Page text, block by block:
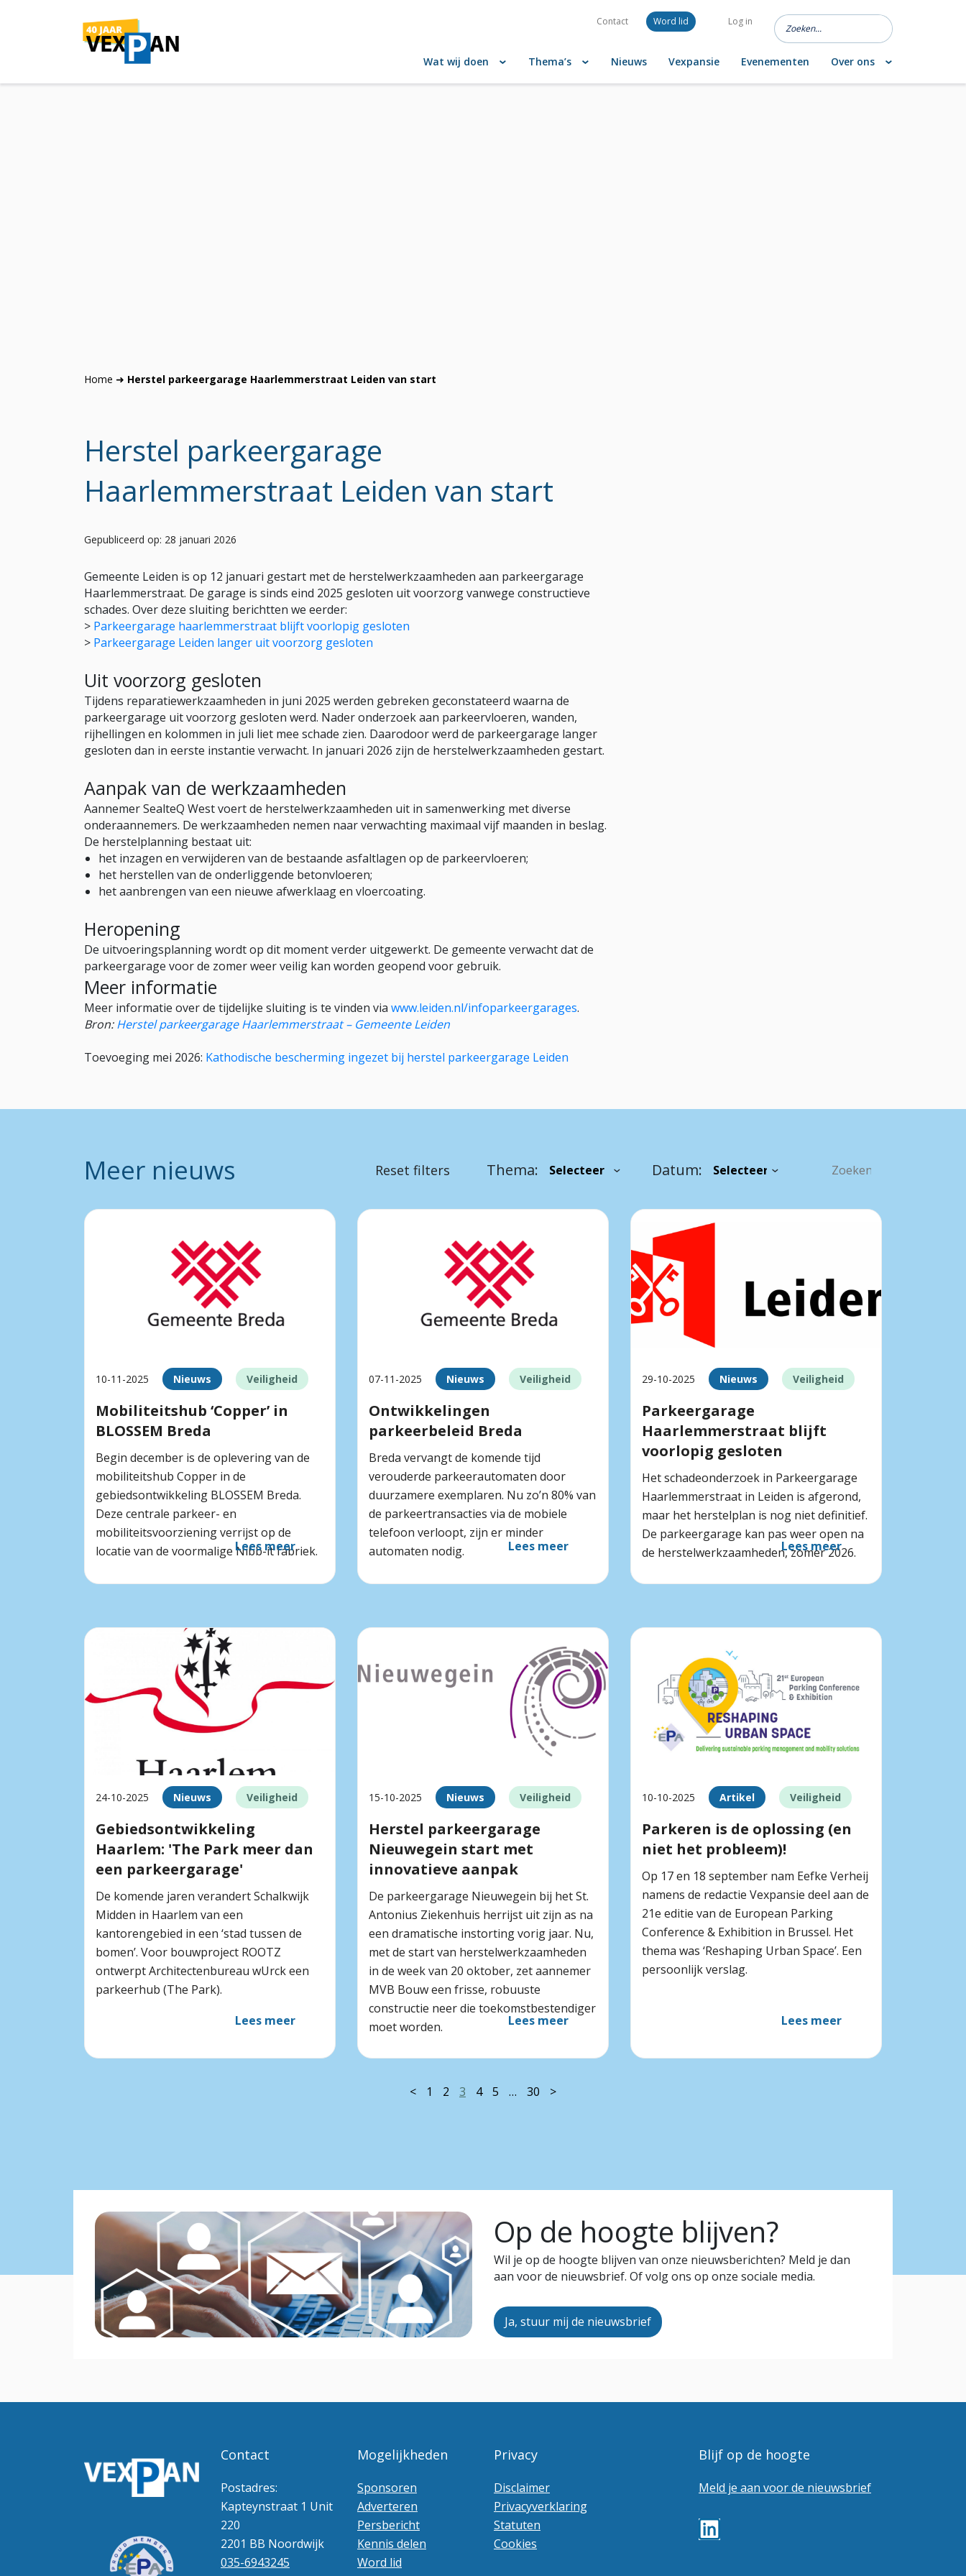
Contact Word lid Log in
Wat wij doen Thema’s Nieuws Vexpansie Evenementen Over ons
Home ➜ Herstel parkeergarage Haarlemmerstraat Leiden van start
Herstel parkeergarage
Haarlemmerstraat Leiden van start
Gepubliceerd op: 28 januari 2026
Gemeente Leiden is op 12 januari gestart met de herstelwerkzaamheden aan parkeergarage
Haarlemmerstraat. De garage is sinds eind 2025 gesloten uit voorzorg vanwege constructieve
schades. Over deze sluiting berichtten we eerder:
> Parkeergarage haarlemmerstraat blijft voorlopig gesloten
> Parkeergarage Leiden langer uit voorzorg gesloten
Uit voorzorg gesloten
Tijdens reparatiewerkzaamheden in juni 2025 werden gebreken geconstateerd waarna de
parkeergarage uit voorzorg gesloten werd. Nader onderzoek aan parkeervloeren, wanden,
rijhellingen en kolommen in juli liet mee schade zien. Daarodoor werd de parkeergarage langer
gesloten dan in eerste instantie verwacht. In januari 2026 zijn de herstelwerkzaamheden gestart.
Aanpak van de werkzaamheden
Aannemer SealteQ West voert de herstelwerkzaamheden uit in samenwerking met diverse
onderaannemers. De werkzaamheden nemen naar verwachting maximaal vijf maanden in beslag.
De herstelplanning bestaat uit:
het inzagen en verwijderen van de bestaande asfaltlagen op de parkeervloeren;
het herstellen van de onderliggende betonvloeren;
het aanbrengen van een nieuwe afwerklaag en vloercoating.
Heropening
De uitvoeringsplanning wordt op dit moment verder uitgewerkt. De gemeente verwacht dat de
parkeergarage voor de zomer weer veilig kan worden geopend voor gebruik.
Meer informatie
Meer informatie over de tijdelijke sluiting is te vinden via www.leiden.nl/infoparkeergarages.
Bron:Herstel parkeergarage Haarlemmerstraat – Gemeente Leiden
Toevoeging mei 2026: Kathodische bescherming ingezet bij herstel parkeergarage Leiden
Meer nieuws Reset filters Thema: Datum:
10-11-2025 Nieuws Veiligheid
Mobiliteitshub ‘Copper’ in
BLOSSEM Breda
Begin december is de oplevering van de
mobiliteitshub Copper in de
gebiedsontwikkeling BLOSSEM Breda.
Deze centrale parkeer- en
mobiliteitsvoorziening verrijst op de
locatie van de voormalige Nibb-it fabriek.
Lees meer
07-11-2025 Nieuws Veiligheid
Ontwikkelingen
parkeerbeleid Breda
Breda vervangt de komende tijd
verouderde parkeerautomaten door
duurzamere exemplaren. Nu zo’n 80% van
de parkeertransacties via de mobiele
telefoon verloopt, zijn er minder
automaten nodig.
Lees meer
29-10-2025 Nieuws Veiligheid
Parkeergarage
Haarlemmerstraat blijft
voorlopig gesloten
Het schadeonderzoek in Parkeergarage
Haarlemmerstraat in Leiden is afgerond,
maar het herstelplan is nog niet definitief.
De parkeergarage kan pas weer open na
de herstelwerkzaamheden, zomer 2026.
Lees meer
24-10-2025 Nieuws Veiligheid
Gebiedsontwikkeling
Haarlem: 'The Park meer dan
een parkeergarage'
De komende jaren verandert Schalkwijk
Midden in Haarlem van een
kantorengebied in een ‘stad tussen de
bomen’. Voor bouwproject ROOTZ
ontwerpt Architectenbureau wUrck een
parkeerhub (The Park).
Lees meer
15-10-2025 Nieuws Veiligheid
Herstel parkeergarage
Nieuwegein start met
innovatieve aanpak
De parkeergarage Nieuwegein bij het St.
Antonius Ziekenhuis herrijst uit zijn as na
een dramatische instorting vorig jaar. Nu,
met de start van herstelwerkzaamheden
in de week van 20 oktober, zet aannemer
MVB Bouw een frisse, robuuste
constructie neer die toekomstbestendiger
moet worden.
Lees meer
10-10-2025 Artikel Veiligheid
Parkeren is de oplossing (en
niet het probleem)!
Op 17 en 18 september nam Eefke Verheij
namens de redactie Vexpansie deel aan de
21e editie van de European Parking
Conference & Exhibition in Brussel. Het
thema was ‘Reshaping Urban Space’. Een
persoonlijk verslag.
Lees meer
< 1 2 3 4 5 … 30 >
Op de hoogte blijven?
Wil je op de hoogte blijven van onze nieuwsberichten? Meld je dan
aan voor de nieuwsbrief. Of volg ons op onze sociale media.
Ja, stuur mij de nieuwsbrief
Contact
Postadres:
Kapteynstraat 1 Unit
220
2201 BB Noordwijk
035-6943245
Mogelijkheden
Sponsoren
Adverteren
Persbericht
Kennis delen
Word lid
Privacy
Disclaimer
Privacyverklaring
Statuten
Cookies
Blijf op de hoogte
Meld je aan voor de nieuwsbrief